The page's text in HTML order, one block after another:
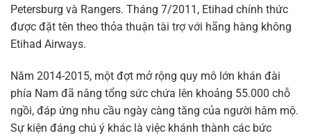
Petersburg và Rangers. Tháng 7/2011, Etihad chính thức
được đặt tên theo thỏa thuận tài trợ với hãng hàng không
Etihad Airways.
Năm 2014-2015, một đợt mở rộng quy mô lớn khán đài
phía Nam đã nâng tổng sức chứa lên khoảng 55.000 chỗ
ngồi, đáp ứng nhu cầu ngày càng tăng của người hâm mộ.
Sự kiện đáng chú ý khác là việc khánh thành các bức